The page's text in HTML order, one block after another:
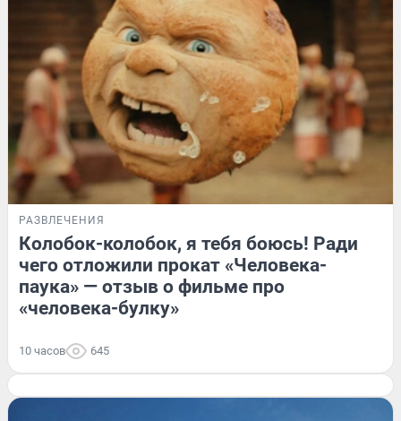
РАЗВЛЕЧЕНИЯ
Колобок-колобок, я тебя боюсь! Ради
чего отложили прокат «Человека-
паука» — отзыв о фильме про
«человека-булку»
10 часов 645